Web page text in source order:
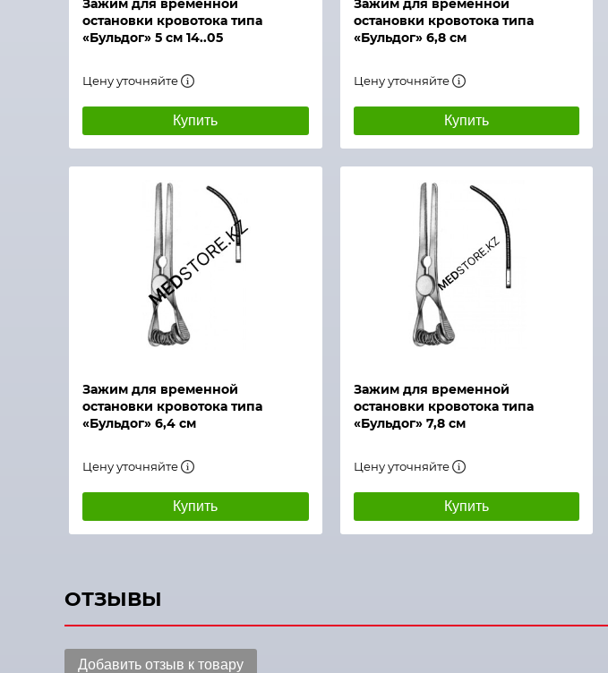
Зажим для временной
остановки кровотока типа
«Бульдог» 5 см 14..05
Цену уточняйте
Купить
Зажим для временной
остановки кровотока типа
«Бульдог» 6,8 см
Цену уточняйте
Купить
Зажим для временной
остановки кровотока типа
«Бульдог» 6,4 см
Цену уточняйте
Купить
Быстрый просмотр
Зажим для временной
остановки кровотока типа
«Бульдог» 7,8 см
Цену уточняйте
Купить
Быстрый просмотр
ОТЗЫВЫ
Добавить отзыв к товару